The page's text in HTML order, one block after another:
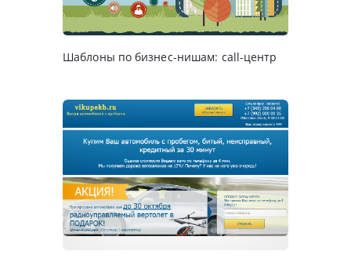
Шаблоны по бизнес-нишам: call-центр